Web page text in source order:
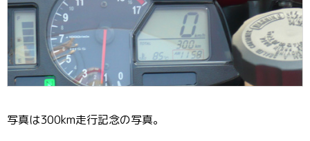
写真は300km走行記念の写真。